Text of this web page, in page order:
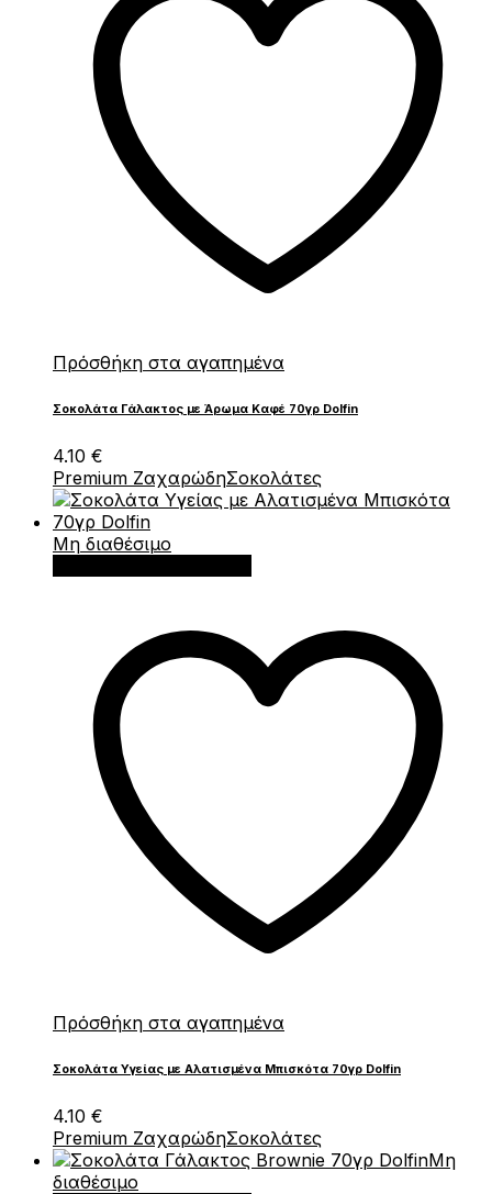
Πρόσθήκη στα αγαπημένα
Σοκολάτα Γάλακτος με Άρωμα Καφέ 70γρ Dolfin
4.10 €
Premium ΖαχαρώδηΣοκολάτες
Μη διαθέσιμο
Πρόσθήκη στα αγαπημένα
Σοκολάτα Υγείας με Αλατισμένα Μπισκότα 70γρ Dolfin
4.10 €
Premium ΖαχαρώδηΣοκολάτες
Μη
διαθέσιμο